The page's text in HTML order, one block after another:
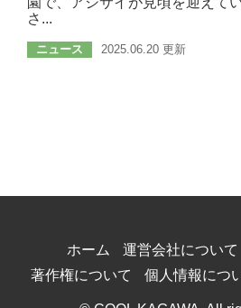
さ...
ニュース 2025.06.20 更新
ホーム 運営会社について
著作権について
個人情報につ